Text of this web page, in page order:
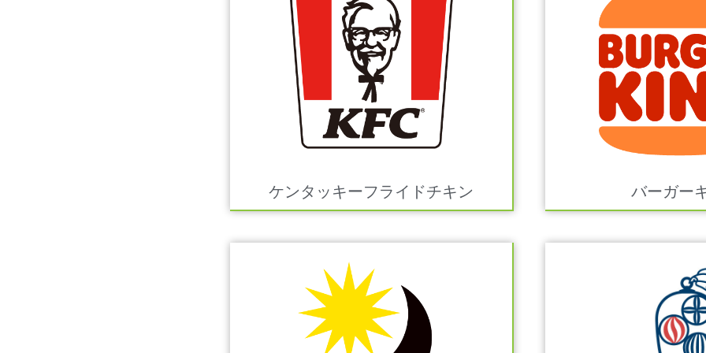
ケンタッキーフライドチキン バーガー